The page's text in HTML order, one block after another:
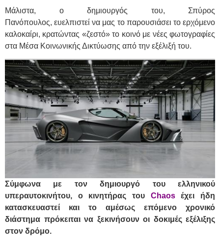
Μάλιστα, ο δημιουργός του, Σπύρος
Πανόπουλος, ευελπιστεί να μας το παρουσιάσει το ερχόμενο
καλοκαίρι, κρατώντας «ζεστό» το κοινό με νέες φωτογραφίες
στα Μέσα Κοινωνικής Δικτύωσης από την εξέλιξή του.
Σύμφωνα με τον δημιουργό του ελληνικού
υπεραυτοκινήτου, ο κινητήρας του Chaosέχει ήδη
κατασκευαστεί και το αμέσως επόμενο χρονικό
διάστημα πρόκειται να ξεκινήσουν οι δοκιμές εξέλιξης
στον δρόμο.